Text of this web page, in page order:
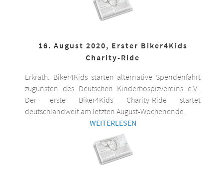
16. August 2020, Erster Biker4Kids
Charity-Ride
Erkrath. Biker4Kids starten alternative Spendenfahrt
zugunsten des Deutschen Kinderhospizvereins e.V..
Der erste Biker4Kids Charity-Ride startet
deutschlandweit am letzten August-Wochenende.
WEITERLESEN